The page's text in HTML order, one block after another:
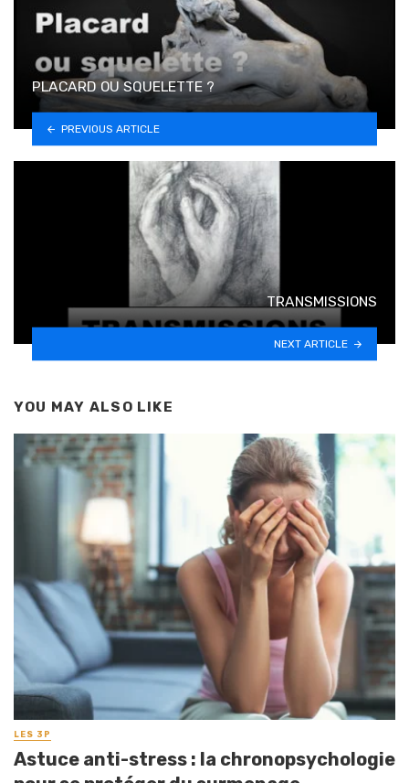
PLACARD OU SQUELETTE ?
PREVIOUS ARTICLE
TRANSMISSIONS
NEXT ARTICLE
YOU MAY ALSO LIKE
LES 3P
Astuce anti-stress : la chronopsychologie